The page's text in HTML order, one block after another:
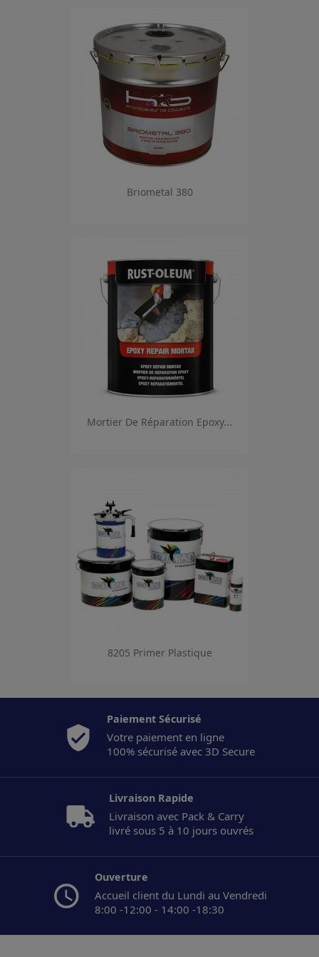
Briometal 380
Mortier De Réparation Epoxy...
8205 Primer Plastique
Paiement Sécurisé
Votre paiement en ligne
100% sécurisé avec 3D Secure
Livraison Rapide
Livraison avec Pack & Carry
livré sous 5 à 10 jours ouvrés
Ouverture
Accueil client du Lundi au Vendredi
8:00 -12:00 - 14:00 -18:30